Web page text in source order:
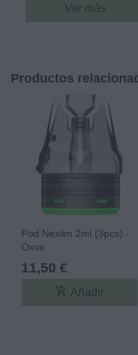
Ver más
Productos
Pod Nexlim 2ml (3pcs) -
Oxva
11,50 €
add_shopping_cart Añadir